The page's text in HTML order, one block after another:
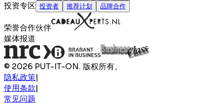
投资专区 投资者 推荐计划 品牌合作
荣誉合作伙伴
媒体报道
© 2026 PUT-IT-ON. 版权所有。
隐私政策|
使用条款|
常见问题